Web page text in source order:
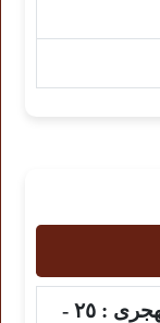
:
٢٥ -